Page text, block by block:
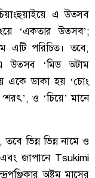
এ উত্সব
‘একতার উত্সব’;
এটি পরিচিত। তবে,
উত্সব ‘মিড অটাম
একে ডাকা হয় ‘চোং
ও ‘চিয়ে’ মানে
ভিন্ন ভিন্ন নামে ও
জাপানে Tsukimi
অষ্টম মাসের